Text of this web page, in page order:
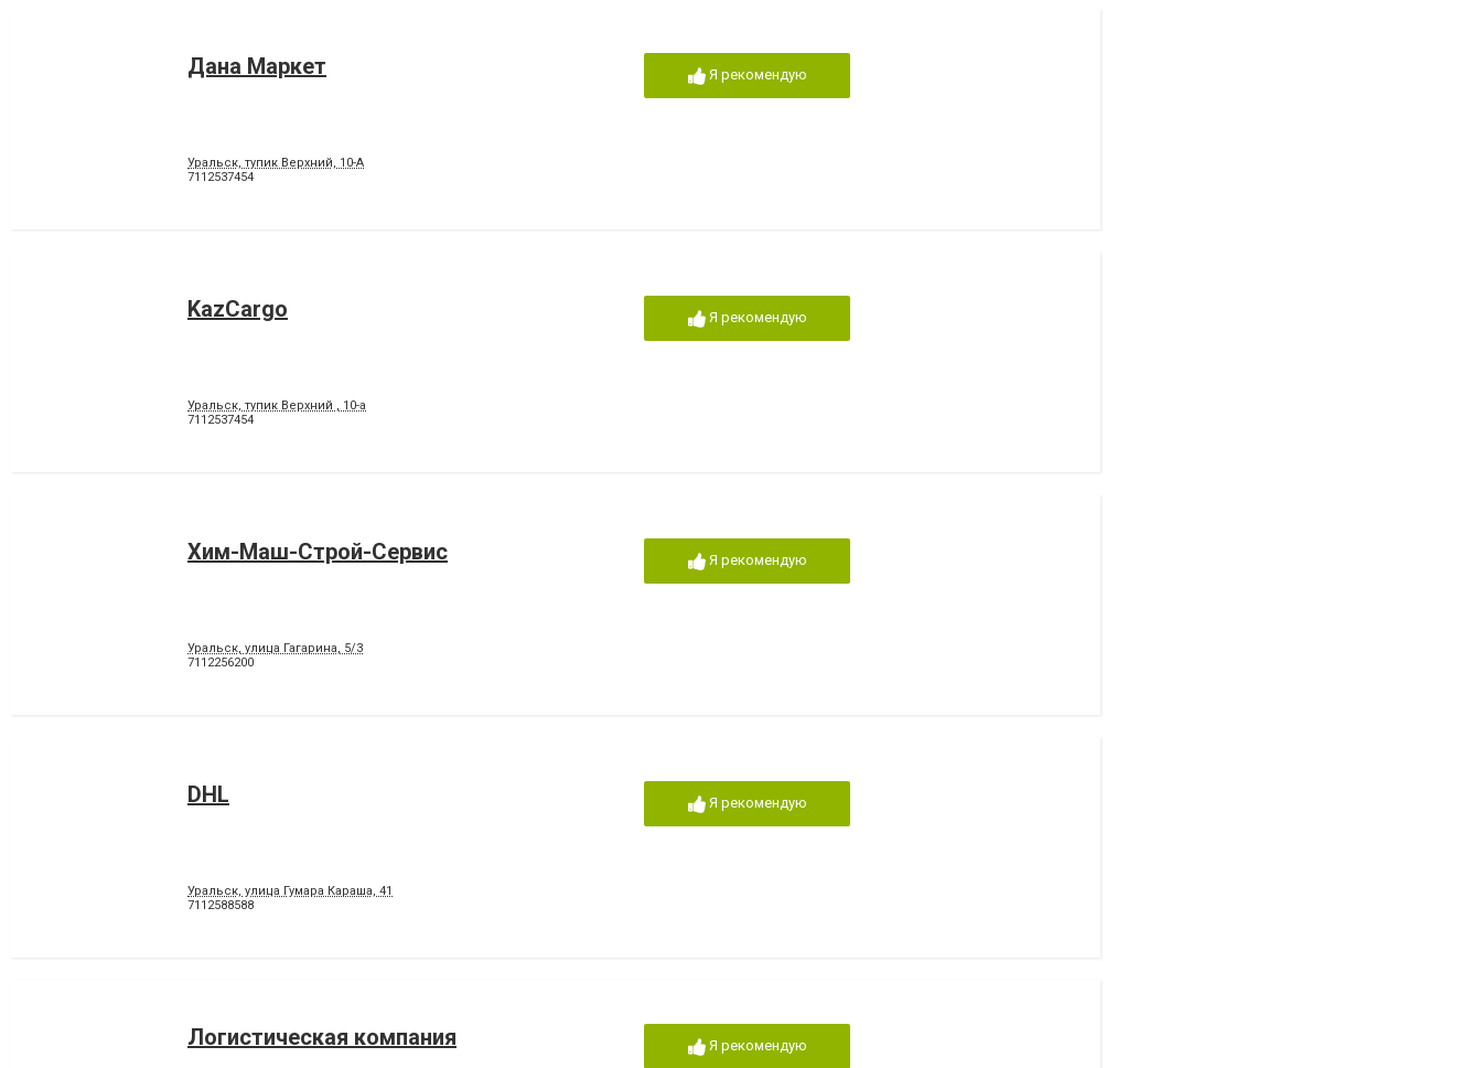
Дана Маркет
Уральск, тупик Верхний, 10-А
7112537454
Я рекомендую
KazCargo
Уральск, тупик Верхний , 10-а
7112537454
Я рекомендую
Хим-Маш-Строй-Сервис
Уральск, улица Гагарина, 5/3
7112256200
Я рекомендую
DHL
Уральск, улица Гумара Караша, 41
7112588588
Я рекомендую
Логистическая компания Я рекомендую